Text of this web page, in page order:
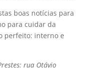
boas notí­cias para
para cuidar da
perfeito: interno e
rua Otávio